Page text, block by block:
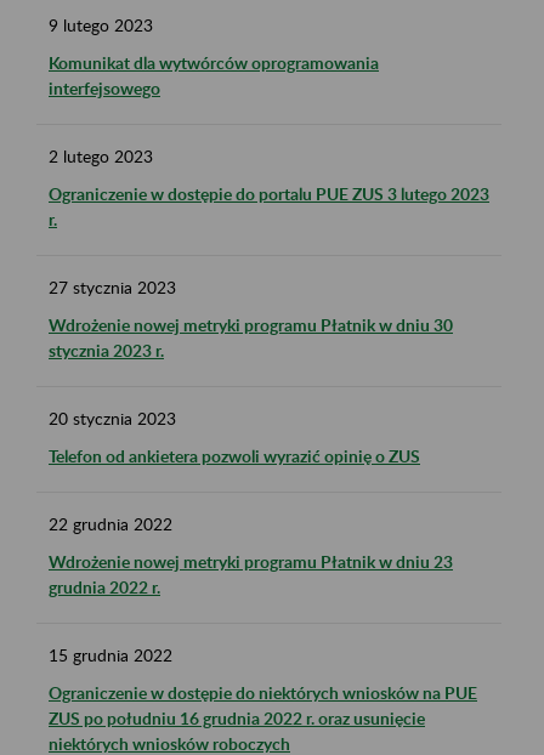
9 lutego 2023
Komunikat dla wytwórców oprogramowania
interfejsowego
2 lutego 2023
Ograniczenie w dostępie do portalu PUE ZUS 3 lutego 2023
r.
27 stycznia 2023
Wdrożenie nowej metryki programu Płatnik w dniu 30
stycznia 2023 r.
20 stycznia 2023
Telefon od ankietera pozwoli wyrazić opinię o ZUS
22 grudnia 2022
Wdrożenie nowej metryki programu Płatnik w dniu 23
grudnia 2022 r.
15 grudnia 2022
Ograniczenie w dostępie do niektórych wniosków na PUE
ZUS po południu 16 grudnia 2022 r. oraz usunięcie
niektórych wniosków roboczych